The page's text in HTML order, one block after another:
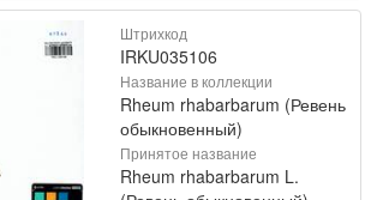
Штрихкод
IRKU035106
Название в коллекции
Rheum rhabarbarum (Ревень
обыкновенный)
Принятое название
Rheum rhabarbarum L.